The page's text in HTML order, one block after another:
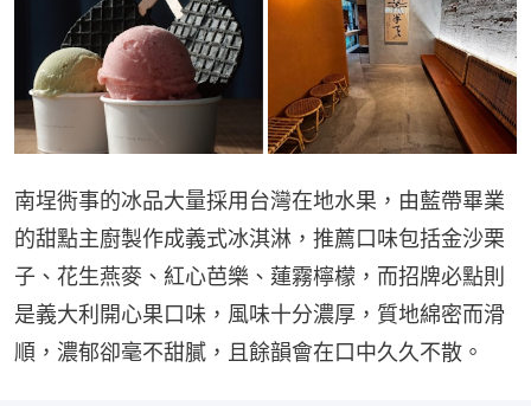
南埕衖事的冰品大量採用台灣在地水果，由藍帶畢業
的甜點主廚製作成義式冰淇淋，推薦口味包括金沙栗
子、花生燕麥、紅心芭樂、蓮霧檸檬，而招牌必點則
是義大利開心果口味，風味十分濃厚，質地綿密而滑
順，濃郁卻毫不甜膩，且餘韻會在口中久久不散。